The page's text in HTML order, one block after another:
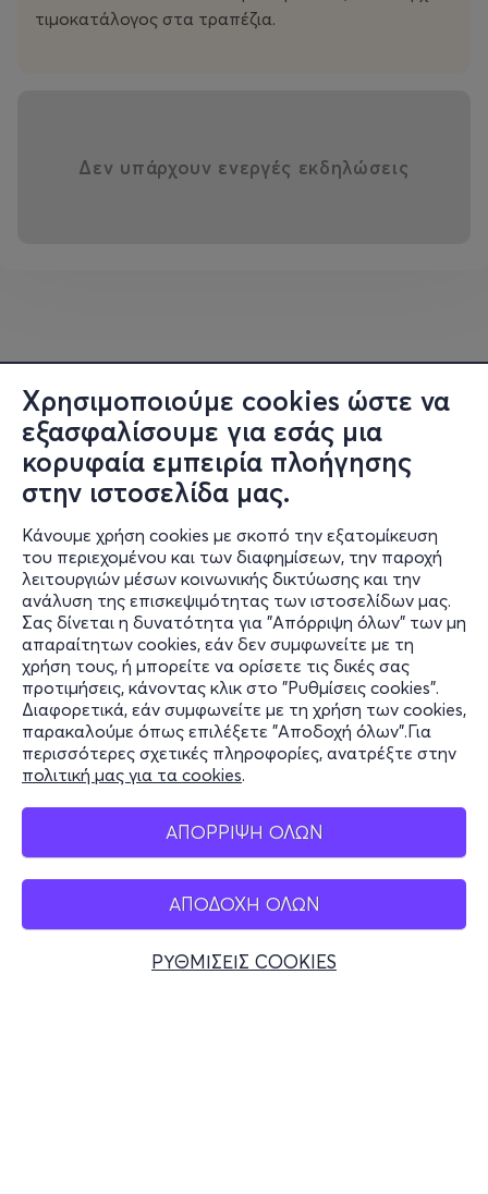
Χρησιμοποιούμε cookies ώστε να
εξασφαλίσουμε για εσάς μια
κορυφαία εμπειρία πλοήγησης
στην ιστοσελίδα μας.
Κάνουμε χρήση cookies με σκοπό την εξατομίκευση
του περιεχομένου και των διαφημίσεων, την παροχή
λειτουργιών μέσων κοινωνικής δικτύωσης και την
ανάλυση της επισκεψιμότητας των ιστοσελίδων μας.
Σας δίνεται η δυνατότητα για "Απόρριψη όλων" των μη
απαραίτητων cookies, εάν δεν συμφωνείτε με τη
χρήση τους, ή μπορείτε να ορίσετε τις δικές σας
προτιμήσεις, κάνοντας κλικ στο "Ρυθμίσεις cookies".
Διαφορετικά, εάν συμφωνείτε με τη χρήση των cookies,
παρακαλούμε όπως επιλέξετε "Αποδοχή όλων".Για
περισσότερες σχετικές πληροφορίες, ανατρέξτε στην
πολιτική μας για τα cookies.
ΑΠΟΡΡΙΨΗ ΟΛΩΝ
ΑΠΟΔΟΧΗ ΟΛΩΝ
ΡΥΘΜΙΣΕΙΣ COOKIES
τιμοκατάλογος στα τραπέζια.
Δεν υπάρχουν ενεργές εκδηλώσεις
Πληροφορίες
Υποστήριξη
Stay Connected
Mobile app